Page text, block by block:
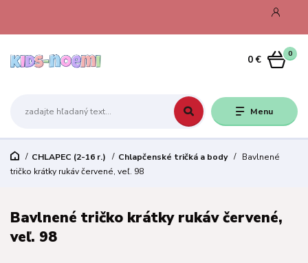
Menu
0
0 €
CHLAPEC (2-16 r.) Chlapčenské tričká a body
Bavlnené
tričko krátky rukáv červené, veľ. 98
Bavlnené tričko krátky rukáv červené,
veľ. 98